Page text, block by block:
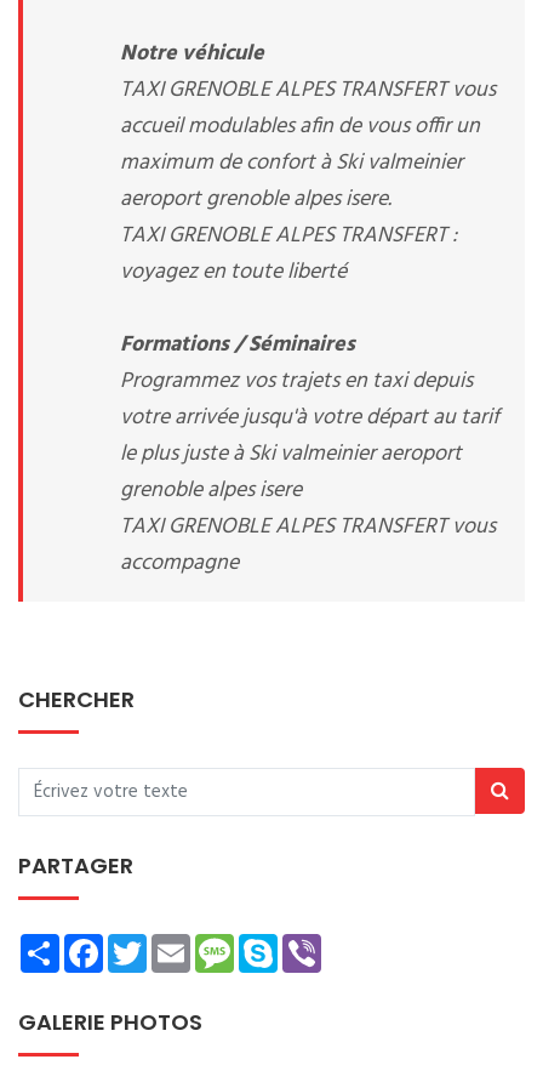
Notre véhicule
TAXI GRENOBLE ALPES TRANSFERT vous
accueil modulables afin de vous offir un
maximum de confort à Ski valmeinier
aeroport grenoble alpes isere.
TAXI GRENOBLE ALPES TRANSFERT :
voyagez en toute liberté
Formations / Séminaires
Programmez vos trajets en taxi depuis
votre arrivée jusqu'à votre départ au tarif
le plus juste à Ski valmeinier aeroport
grenoble alpes isere
TAXI GRENOBLE ALPES TRANSFERT vous
accompagne
CHERCHER
PARTAGER
ShareFacebookTwitterEmailMessage
Skype
GALERIE PHOTOS